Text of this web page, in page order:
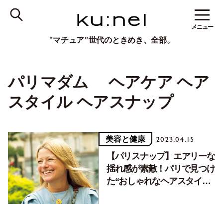
"マチュア"世代のときめき、全部。
メニュー
パリマダム ヘアケア ヘア
スタイル ヘアスナップ
美容と健康 2023.04.15
【パリスナップ】エアリーな
揺れ感が素敵！パリで見つけ
た“おしゃれなヘアスタイ